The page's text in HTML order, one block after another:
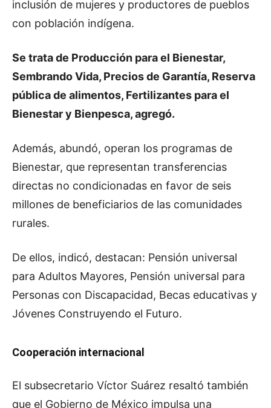
inclusión de mujeres y productores de pueblos
con población indígena.
Se trata de Producción para el Bienestar,
Sembrando Vida, Precios de Garantía, Reserva
pública de alimentos, Fertilizantes para el
Bienestar y Bienpesca, agregó.
Además, abundó, operan los programas de
Bienestar, que representan transferencias
directas no condicionadas en favor de seis
millones de beneficiarios de las comunidades
rurales.
De ellos, indicó, destacan: Pensión universal
para Adultos Mayores, Pensión universal para
Personas con Discapacidad, Becas educativas y
Jóvenes Construyendo el Futuro.
Cooperación internacional
El subsecretario Víctor Suárez resaltó también
que el Gobierno de México impulsa una